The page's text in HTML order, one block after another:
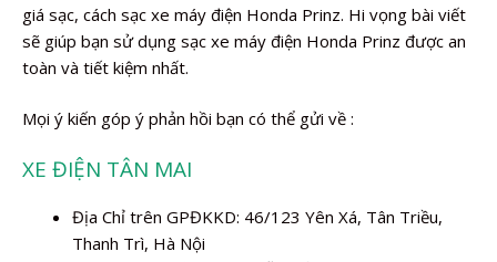
giá sạc, cách sạc xe máy điện Honda Prinz. Hi vọng bài viết
sẽ giúp bạn sử dụng sạc xe máy điện Honda Prinz được an
toàn và tiết kiệm nhất.
Mọi ý kiến góp ý phản hồi bạn có thể gửi về :
XE ĐIỆN TÂN MAI
Địa Chỉ trên GPĐKKD: 46/123 Yên Xá, Tân Triều,
Thanh Trì, Hà Nội